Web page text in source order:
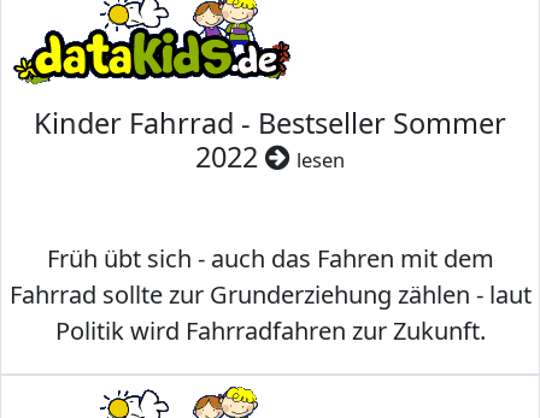
Kinder Fahrrad - Bestseller Sommer
2022
lesen
Früh übt sich - auch das Fahren mit dem
Fahrrad sollte zur Grunderziehung zählen - laut
Politik wird Fahrradfahren zur Zukunft.